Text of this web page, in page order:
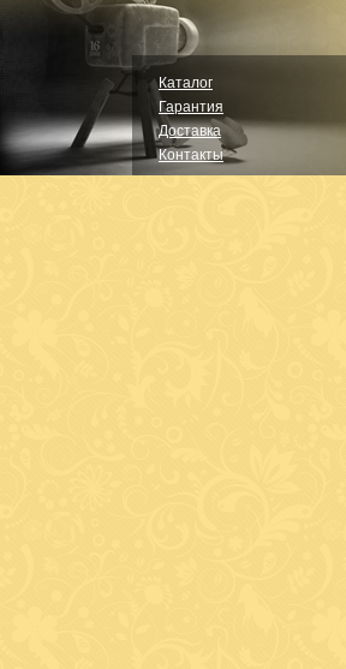
Каталог
Гарантия
Доставка
Контакты